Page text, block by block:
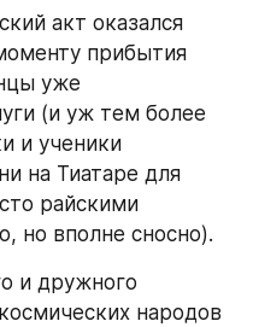
акт оказался
прибытия
уже
(и уж тем более
и ученики
на Тиатаре для
райскими
но вполне сносно).
и дружного
народов